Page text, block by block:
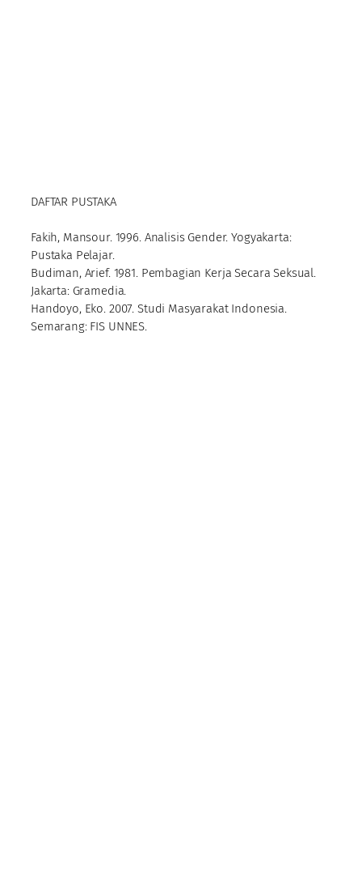
DAFTAR PUSTAKA
Fakih, Mansour. 1996. Analisis Gender. Yogyakarta:
Pustaka Pelajar.
Budiman, Arief. 1981. Pembagian Kerja Secara Seksual.
Jakarta: Gramedia.
Handoyo, Eko. 2007. Studi Masyarakat Indonesia.
Semarang: FIS UNNES.